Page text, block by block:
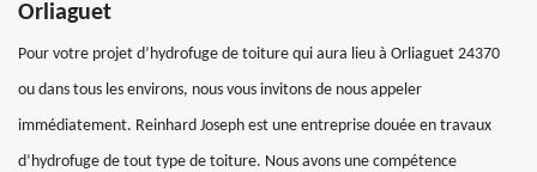
Orliaguet
Pour votre projet d’hydrofuge de toiture qui aura lieu à Orliaguet 24370
ou dans tous les environs, nous vous invitons de nous appeler
immédiatement. Reinhard Joseph est une entreprise douée en travaux
d’hydrofuge de tout type de toiture. Nous avons une compétence